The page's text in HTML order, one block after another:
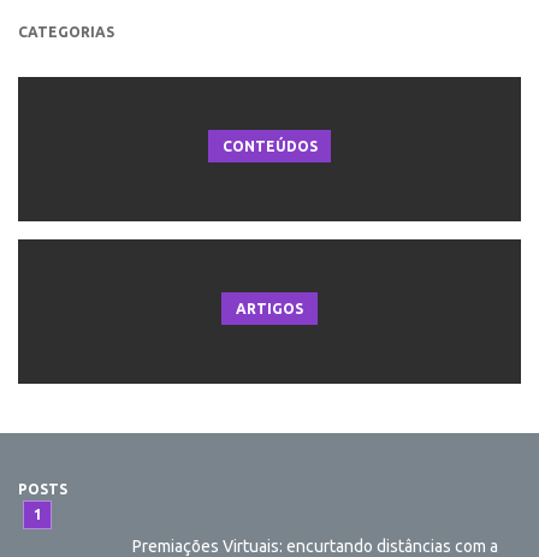
CATEGORIAS
CONTEÚDOS
ARTIGOS
POSTS
Premiações Virtuais: encurtando distâncias com a